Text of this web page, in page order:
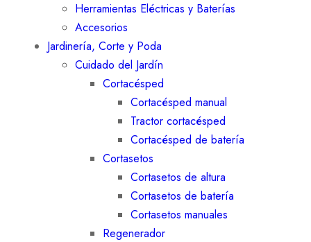
Herramientas Eléctricas y Baterías
Accesorios
Jardinería, Corte y Poda
Cuidado del Jardín
Cortacésped
Cortacésped manual
Tractor cortacésped
Cortacésped de batería
Cortasetos
Cortasetos de altura
Cortasetos de batería
Cortasetos manuales
Regenerador